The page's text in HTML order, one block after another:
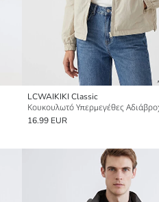
LCWAIKIKI Classic
16.99 EUR